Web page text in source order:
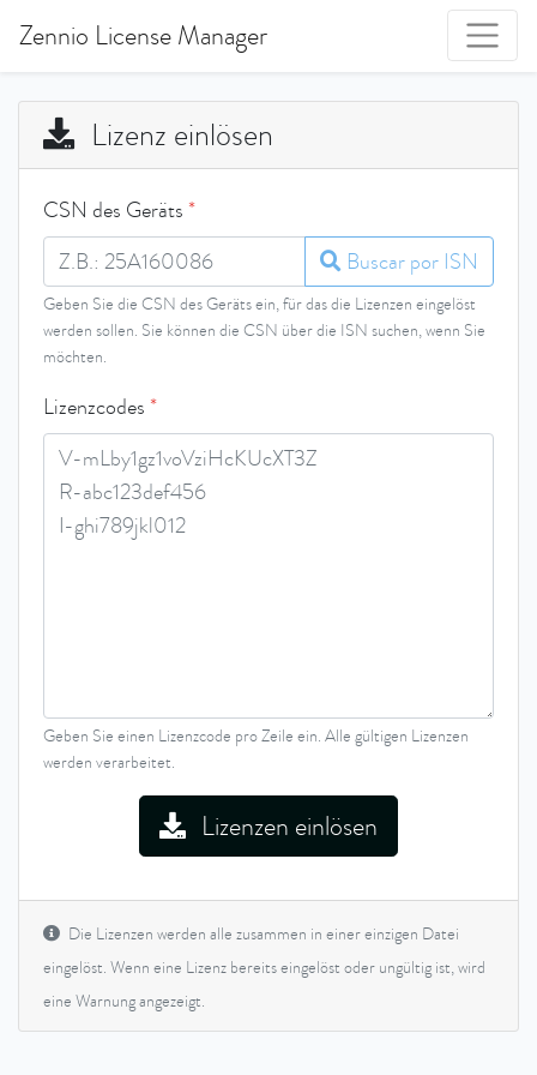
Zennio License Manager
Lizenz einlösen
CSN des Geräts *
Buscar por ISN
Geben Sie die CSN des Geräts ein, für das die Lizenzen eingelöst
werden sollen. Sie können die CSN über die ISN suchen, wenn Sie
möchten.
Lizenzcodes *
Geben Sie einen Lizenzcode pro Zeile ein. Alle gültigen Lizenzen
werden verarbeitet.
Lizenzen einlösen
Die Lizenzen werden alle zusammen in einer einzigen Datei
eingelöst. Wenn eine Lizenz bereits eingelöst oder ungültig ist, wird
eine Warnung angezeigt.